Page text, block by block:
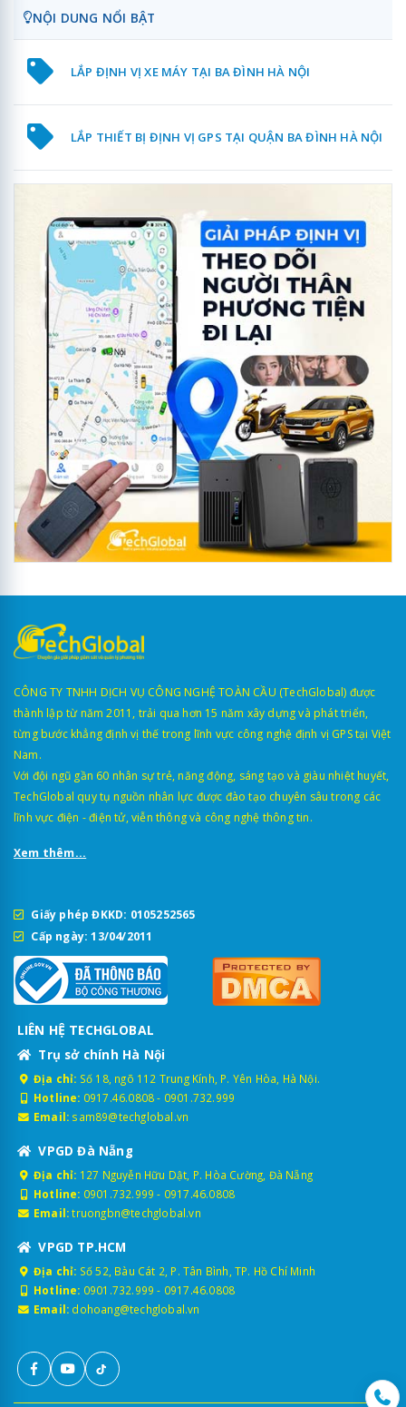
NỘI DUNG NỔI BẬT
LẮP ĐỊNH VỊ XE MÁY TẠI BA ĐÌNH HÀ NỘI
LẮP THIẾT BỊ ĐỊNH VỊ GPS TẠI QUẬN BA ĐÌNH HÀ NỘI
CÔNG TY TNHH DỊCH VỤ CÔNG NGHỆ TOÀN CẦU (TechGlobal) được
thành lập từ năm 2011, trải qua hơn 15 năm xây dựng và phát triển,
từng bước khẳng định vị thế trong lĩnh vực công nghệ định vị GPS tại Việt
Nam.
Với đội ngũ gần 60 nhân sự trẻ, năng động, sáng tạo và giàu nhiệt huyết,
TechGlobal quy tụ nguồn nhân lực được đào tạo chuyên sâu trong các
lĩnh vực điện - điện tử, viễn thông và công nghệ thông tin.
Xem thêm...
Giấy phép ĐKKD: 0105252565
Cấp ngày: 13/04/2011
LIÊN HỆ TECHGLOBAL
Trụ sở chính Hà Nội
Địa chỉ: Số 18, ngõ 112 Trung Kính, P. Yên Hòa, Hà Nội.
Hotline: 0917.46.0808- 0901.732.999
Email: sam89@techglobal.vn
VPGD Đà Nẵng
Địa chỉ: 127 Nguyễn Hữu Dật, P. Hòa Cường, Đà Nẵng
Hotline: 0901.732.999 - 0917.46.0808
Email: truongbn@techglobal.vn
VPGD TP.HCM
Địa chỉ: Số 52, Bàu Cát 2, P. Tân Bình, TP. Hồ Chí Minh
Hotline: 0901.732.999 - 0917.46.0808
Email: dohoang@techglobal.vn